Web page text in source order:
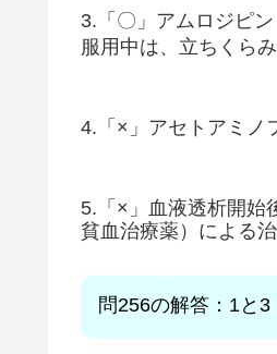
3.「〇」アムロジピ
服用中は、立ちくら
4.「×」アセトアミノ
5.「×」血液透析開始
貧血治療薬）による
問256の解答：1と3